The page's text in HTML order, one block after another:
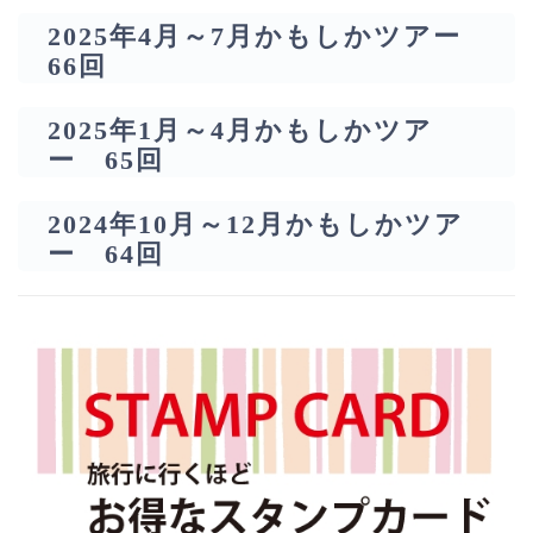
2025年4月～7月かもしかツアー
66回
2025年1月～4月かもしかツア
ー 65回
2024年10月～12月かもしかツア
ー 64回